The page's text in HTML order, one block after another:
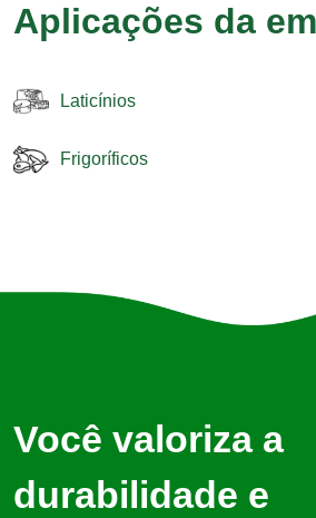
Aplicações da
Laticínios
Frigoríficos
Você valoriza a
durabilidade e